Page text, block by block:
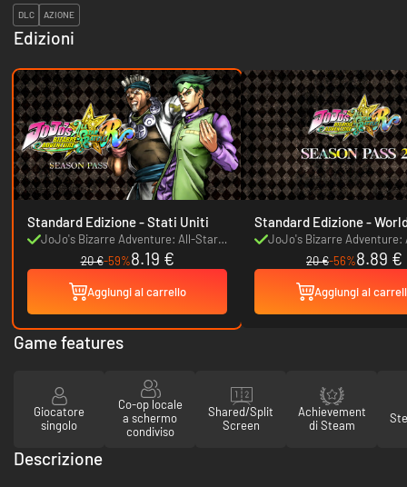
DLC AZIONE
Edizioni
Standard Edizione - Stati Uniti
JoJo's Bizarre Adventure: All-Star
Battle R Season Pass
20 €-59%8.19 €
Aggiungi al carrello
Standard
JoJo's Bizarre Adventure:
Battle R Season Pass
20 €-56%8.89 €
Aggiungi al
Game features
Giocatore
singolo
Co-op locale
a schermo
condiviso
Shared/Split
Screen
Achievement
di Steam
Descrizione